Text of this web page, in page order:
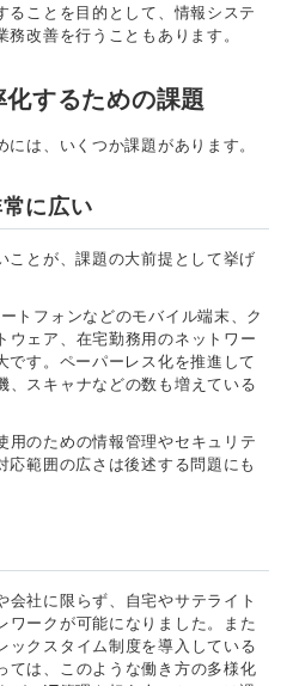
ることを目的として、情報システ
改善を行うこともあります。
するための課題
は、いくつか課題があります。
に広い
ことが、課題の大前提として挙げ
トフォンなどのモバイル端末、ク
ウェア、在宅勤務用のネットワー
です。ペーパーレス化を推進して
、スキャナなどの数も増えている
用のための情報管理やセキュリテ
応範囲の広さは後述する問題にも
会社に限らず、自宅やサテライト
ワークが可能になりました。また
ックスタイム制度を導入している
ては、このような働き方の多様化